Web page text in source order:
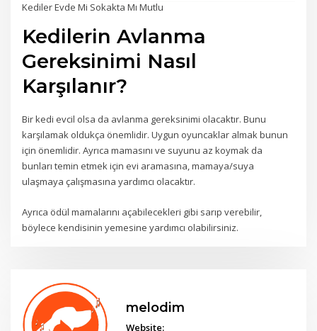
Kediler Evde Mi Sokakta Mı Mutlu
Kedilerin Avlanma
Gereksinimi Nasıl
Karşılanır?
Bir kedi evcil olsa da avlanma gereksinimi olacaktır. Bunu
karşılamak oldukça önemlidir. Uygun oyuncaklar almak bunun
için önemlidir. Ayrıca mamasını ve suyunu az koymak da
bunları temin etmek için evi aramasına, mamaya/suya
ulaşmaya çalışmasına yardımcı olacaktır.
Ayrıca ödül mamalarını açabilecekleri gibi sarıp verebilir,
böylece kendisinin yemesine yardımcı olabilirsiniz.
melodim
Website: